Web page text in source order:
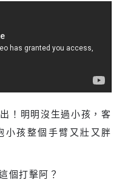
！明明沒生過小孩，客
小孩整個手臂又壯又胖
個打擊阿？